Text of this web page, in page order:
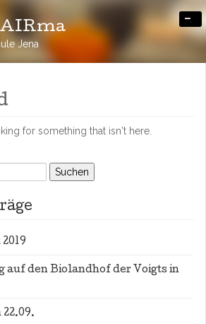
Jena
-
for something that isn't here.
auf den Biolandhof der Voigts in